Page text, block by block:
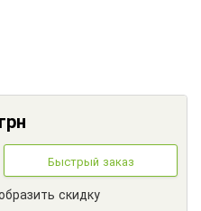
Быстрый заказ
скидку